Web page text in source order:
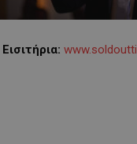
Εισιτήρια: